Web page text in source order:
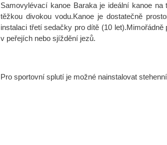
Samovylévací kanoe Baraka je ideální kanoe
těžkou divokou vodu.Kanoe je dostatečně
instalaci třetí sedačky pro dítě (10
v peřejích nebo sjíždění jezů.
Pro sportovní splutí je možné nainstalovat